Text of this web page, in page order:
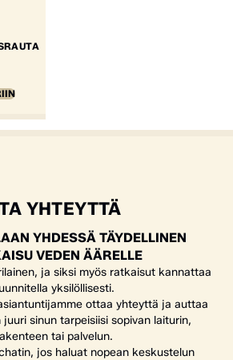
YHTEYTTÄ
YHDESSÄ TÄYDELLINEN
VEDEN ÄÄRELLE
ja siksi myös ratkaisut kannattaa
yksilöllisesti.
ottaa yhteyttä ja auttaa
sinun tarpeisiisi sopivan laiturin,
tai palvelun.
jos haluat nopean keskustelun